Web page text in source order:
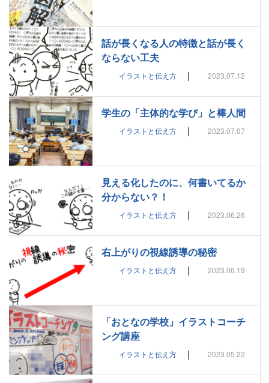
話が長くなる人の特徴と話が長く
ならない工夫
イラストと伝え方 | 2023.07.12
学生の「主体的な学び」と棒人間
イラストと伝え方 | 2023.07.07
見える化したのに、何書いてるか
分からない？！
イラストと伝え方 | 2023.06.26
右上がりの視線誘導の秘密
イラストと伝え方 | 2023.06.19
「おとなの学校」イラストコーチ
ング講座
イラストと伝え方 | 2023.05.22